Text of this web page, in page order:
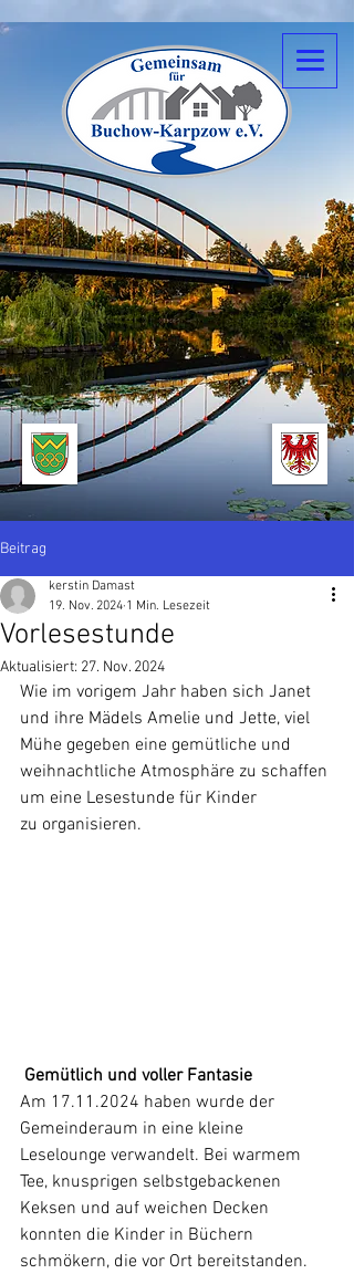
Beitrag
Vorlesestunde
kerstin Damast
19. Nov. 2024 1 Min. Lesezeit
Aktualisiert: 27. Nov. 2024
Wie im vorigem Jahr haben sich Janet
und ihre Mädels Amelie und Jette, viel
Mühe gegeben eine gemütliche und
weihnachtliche Atmosphäre zu schaffen
um eine Lesestunde für Kinder
zu organisieren.
Gemütlich und voller Fantasie
Am 17.11.2024 haben wurde der
Gemeinderaum in eine kleine
Leselounge verwandelt. Bei warmem
Tee, knusprigen selbstgebackenen
Keksen und auf weichen Decken
konnten die Kinder in Büchern
schmökern, die vor Ort bereitstanden.